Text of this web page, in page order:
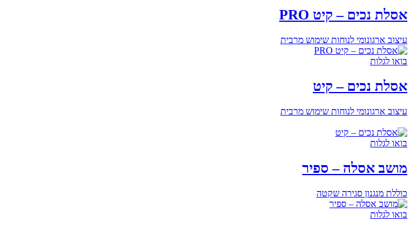
אסלת נכים – קיט PRO
עיצוב ארגונומי לנוחות שימוש מרבית
בואו לגלות
אסלת נכים – קיט
עיצוב ארגונומי לנוחות שימוש מרבית
בואו לגלות
מושב אסלה – ספיר
כוללת מנגנון סגירה שקטה
בואו לגלות